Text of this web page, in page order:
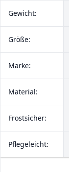
Gewicht:
Größe:
Marke:
Material:
Frostsicher:
Pflegeleicht: